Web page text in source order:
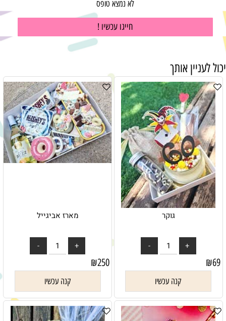
לא נמצא טופס
חייגו עכשיו !
יכול לעניין אותך
גוקר
₪69
קנה עכשיו
מארז אביגייל
₪250
קנה עכשיו